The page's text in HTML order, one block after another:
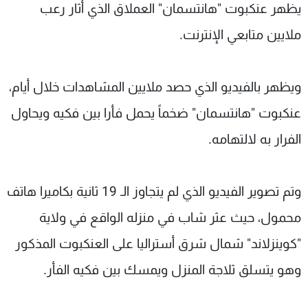
يظهر عنكبوت "هانتسمان" العملاق الذي أثار رعب
ملايين متابعي الإنترنت.
ويظهر بالفيديو الذي حصد ملايين المشاهدات خلال أيام،
عنكبوت "هانتسمان" ضخماً يحمل فأرا بين فكيه ويحاول
الفرار به لالتهامه.
وتم تصوير الفيديو الذي لم يتجاوز الـ 19 ثانية بكاميرا هاتف
محمول، حيث عثر شاب في منزله الواقع في ولاية
"كوينزلاند" شمال شرق أستراليا على العنكبوت المذكور
وهو يتسلق ثلاجة المنزل ويمسك بين فكيه الفأر.
إقتصاد فن
منوعات
البرامج
الترددات
عن MTV
الإنـتـاج
لاعلاناتكم
وظائف
تواصل معنا
شروط الإسـتخدام
سياسة الخصوصية